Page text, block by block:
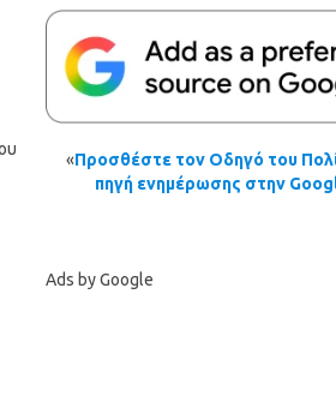
«Προσθέστε τον Οδηγό του
πηγή ενημέρωσης στην
Ads by Google